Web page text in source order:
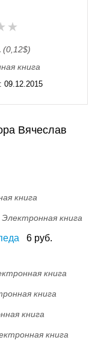
(0,12$)
книга
09.12.2015
Вячеслав
книга
Электронная книга
6 руб.
книга
книга
книга
книга